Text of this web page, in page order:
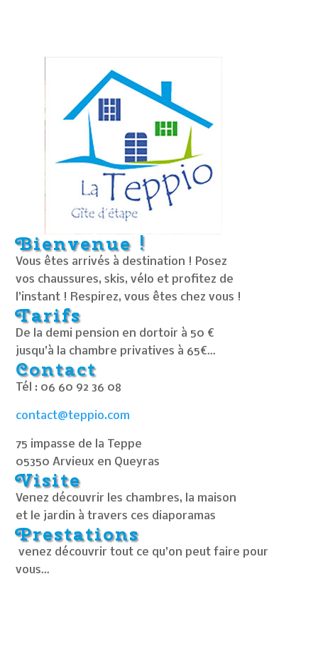
Bienvenue !
Vous êtes arrivés à destination ! Posez
vos chaussures, skis, vélo et profitez de
l’instant ! Respirez, vous êtes chez vous !
Tarifs
De la demi pension en dortoir à 50 €
jusqu’à la chambre privatives à 65€…
Contact
Tél : 06 60 92 36 08
contact@teppio.com
75 impasse de la Teppe
05350 Arvieux en Queyras
Visite
Venez découvrir les chambres, la maison
et le jardin à travers ces diaporamas
Prestations
venez découvrir tout ce qu’on peut faire pour
vous…